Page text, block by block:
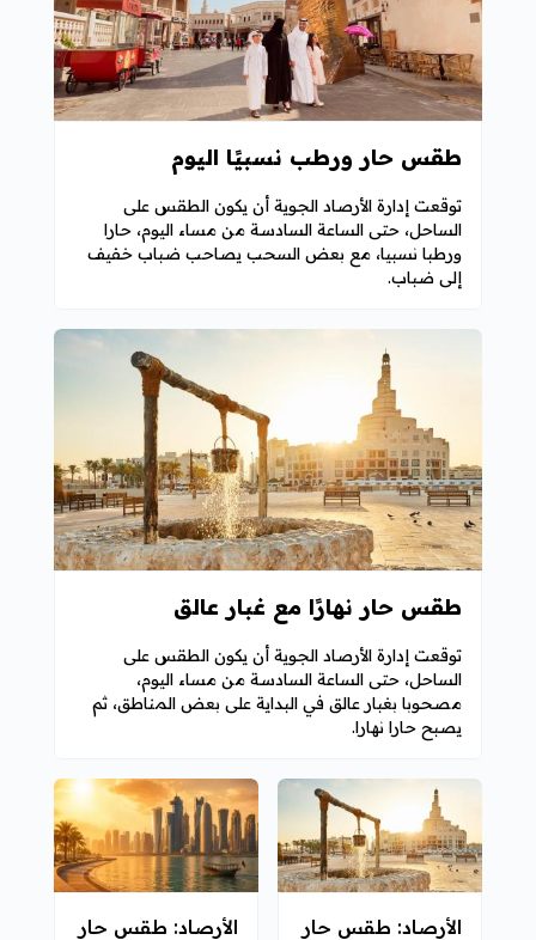
طقس حار ورطب نسبيًا اليوم
توقعت إدارة الأرصاد الجوية أن يكون الطقس على
الساحل، حتى الساعة السادسة من مساء اليوم، حارا
ورطبا نسبيا، مع بعض السحب يصاحب ضباب خفيف
إلى ضباب.
طقس حار نهارًا مع غبار عالق
توقعت إدارة الأرصاد الجوية أن يكون الطقس على
الساحل، حتى الساعة السادسة من مساء اليوم،
مصحوبا بغبار عالق في البداية على بعض المناطق، ثم
يصبح حارا نهارا.
الأرصاد: طقس حار
الأرصاد: طقس حار